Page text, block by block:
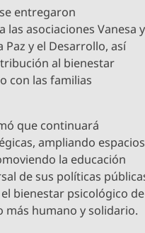
entregaron
asociaciones Vanesa y
y el Desarrollo, así
al bienestar
con las familias
que continuará
ampliando espacios
la educación
de sus políticas
bienestar psicológico de
humano y solidario.